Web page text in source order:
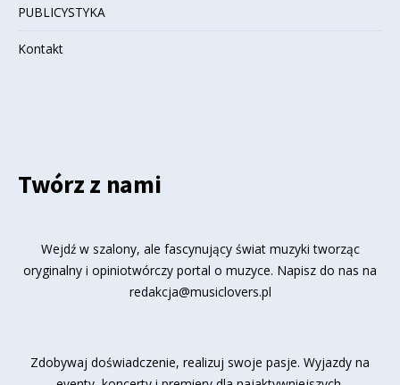
PUBLICYSTYKA
Kontakt
Twórz z nami
Wejdź w szalony, ale fascynujący świat muzyki tworząc
oryginalny i opiniotwórczy portal o muzyce. Napisz do nas na
redakcja@musiclovers.pl
Zdobywaj doświadczenie, realizuj swoje pasje. Wyjazdy na